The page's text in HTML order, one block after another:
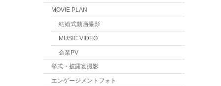
MOVIE PLAN
結婚式動画撮影
MUSIC VIDEO
企業PV
挙式・披露宴撮影
エンゲージメントフォト